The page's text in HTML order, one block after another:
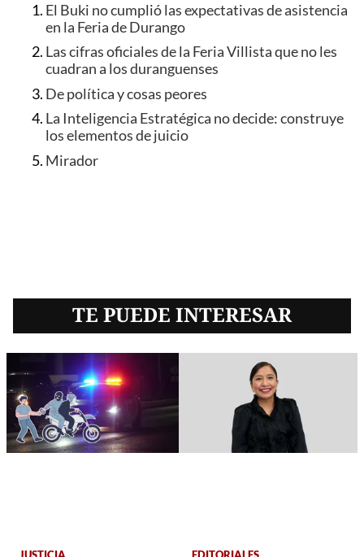
El Buki no cumplió las expectativas de asistencia
en la Feria de Durango
Las cifras oficiales de la Feria Villista que no les
cuadran a los duranguenses
De política y cosas peores
La Inteligencia Estratégica no decide: construye
los elementos de juicio
Mirador
TE PUEDE INTERESAR